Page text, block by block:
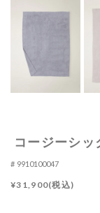
コージーシッ
9910100047
¥31,900(税込)